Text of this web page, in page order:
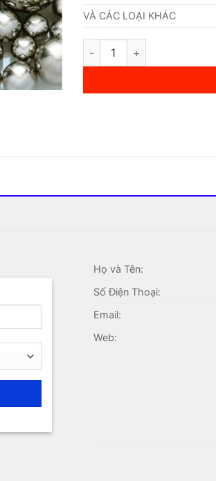
VÀ CÁC LOẠI KHÁC
Bi Inox 5mm quantity
Họ và Tên:
Số Điện Thoại:
Email:
Web: